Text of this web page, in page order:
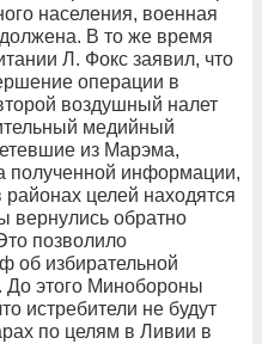
населения, военная
В то же время
Л. Фокс заявил, что
операции в
воздушный налет
медийный
из Марэма,
полученной информации,
районах целей находятся
вернулись обратно
позволило
об избирательной
До этого Минобороны
истребители не будут
по целям в Ливии в